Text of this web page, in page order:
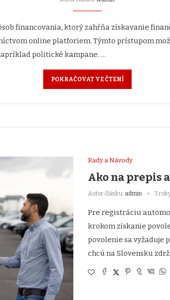
financovania, ktorý zahŕňa získavanie
online platforiem. Týmto prístupom
politické kampane. …
POKRAČOVAT VE ČTENÍ
Rady a Návody
Ako na prepis
Autor článku: admin 3
Pre registráciu
krokom získanie
povolenie sa vyžaduje
chcú na Slovensku